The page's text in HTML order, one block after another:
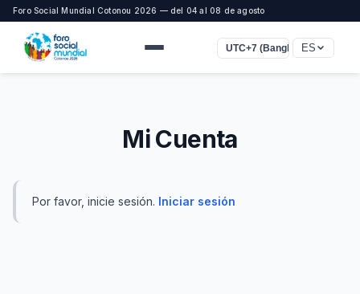
Foro Social Mundial Cotonou 2026 — del 04 al 08 de agosto
UTC+7 (Bangkok, Jakarta)
ES
Mi Cuenta
Por favor, inicie sesión. Iniciar sesión